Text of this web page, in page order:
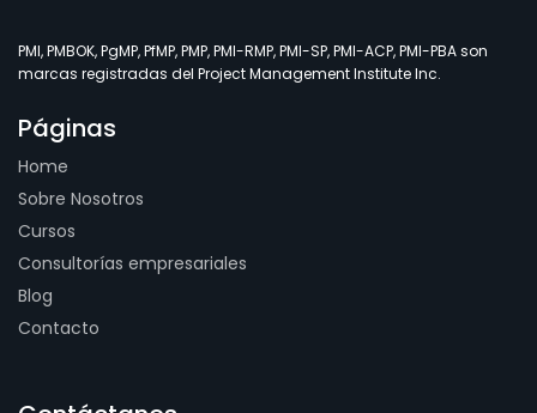
PMI, PMBOK, PgMP, PfMP, PMP, PMI-RMP, PMI-SP, PMI-ACP, PMI-PBA son
marcas registradas del Project Management Institute Inc.
Páginas
Home
Sobre Nosotros
Cursos
Consultorías empresariales
Blog
Contacto